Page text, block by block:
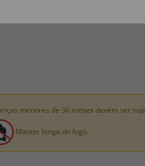
menores de 36 meses devem ser
Manter longe do fogo.